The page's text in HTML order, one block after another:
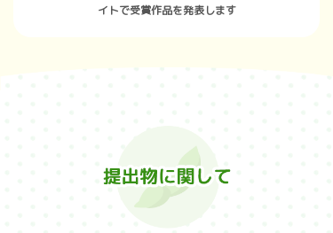
イトで受賞作品を発表します